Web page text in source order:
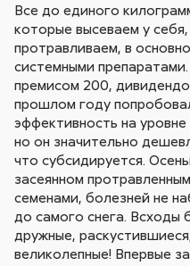
Все до единого
которые высеваем у себя,
протравливаем, в
системными
премисом 200,
прошлом году
эффективность на
но он значительно
что субсидируется.
засеянном
семенами, болезней не
до самого снега. Всходы
дружные,
великолепные! Впервые